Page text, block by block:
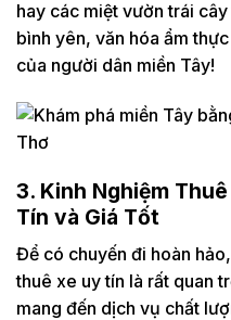
hay các miệt vườn trái
bình yên, văn hóa ẩm
của người dân miền Tây!
3. Kinh Nghiệm
Tín và Giá Tốt
Để có chuyến đi hoàn
thuê xe uy tín là rất quan
mang đến dịch vụ chất